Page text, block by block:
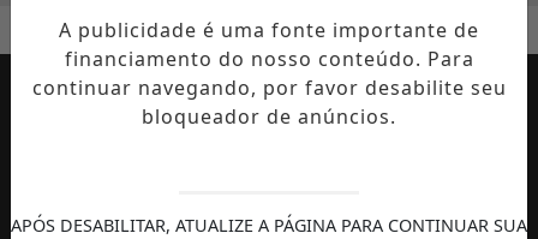
COMPRA DE VOTOS E FRAUDE EM LICITAÇÃO EM LAGUNA
EM ALTA
MENU
AUTOMOBILISMO
TEMPORADA DE
DIREITOS
A publicidade é uma fonte importante de
financiamento do nosso conteúdo. Para
continuar navegando, por favor desabilite seu
bloqueador de anúncios.
APÓS DESABILITAR, ATUALIZE A PÁGINA PARA CONTINUAR SUA